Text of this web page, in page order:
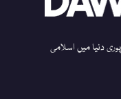
دنیا میں اسلامی